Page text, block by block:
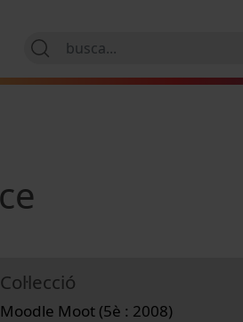
Col·lecció
Moodle Moot (5è : 2008)